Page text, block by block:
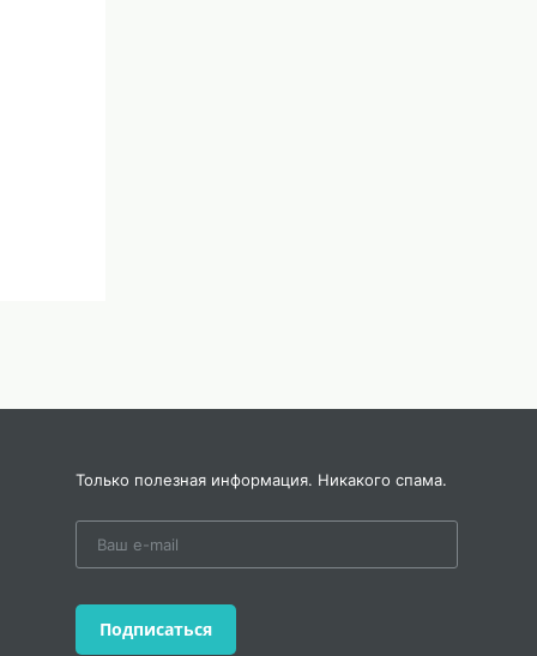
Только полезная информация. Никакого спама.
Подписаться